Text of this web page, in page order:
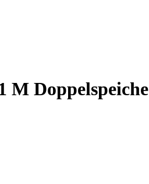
M Doppelspeiche